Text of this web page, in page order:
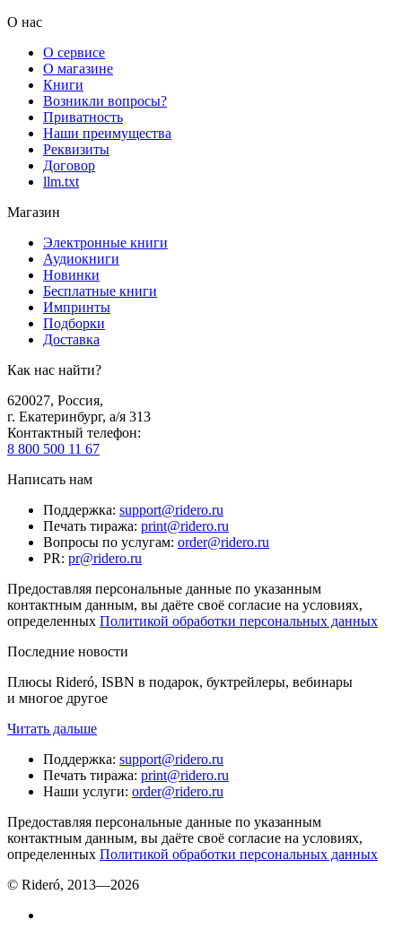
О нас
О сервисе
О магазине
Книги
Возникли вопросы?
Приватность
Наши преимущества
Реквизиты
Договор
llm.txt
Магазин
Электронные книги
Аудиокниги
Новинки
Бесплатные книги
Импринты
Подборки
Доставка
Как нас найти?
620027, Россия,
г. Екатеринбург, а/я 313
Контактный телефон:
8 800 500 11 67
Написать нам
Поддержка: support@ridero.ru
Печать тиража: print@ridero.ru
Вопросы по услугам: order@ridero.ru
PR: pr@ridero.ru
Предоставляя персональные данные по указанным
контактным данным, вы даёте своё согласие на условиях,
определенных Политикой обработки персональных данных
Последние новости
Плюсы Rideró, ISBN в подарок, буктрейлеры, вебинары
и многое другое
Читать дальше
Поддержка: support@ridero.ru
Печать тиража: print@ridero.ru
Наши услуги: order@ridero.ru
Предоставляя персональные данные по указанным
контактным данным, вы даёте своё согласие на условиях,
определенных Политикой обработки персональных данных
© Rideró, 2013—2026